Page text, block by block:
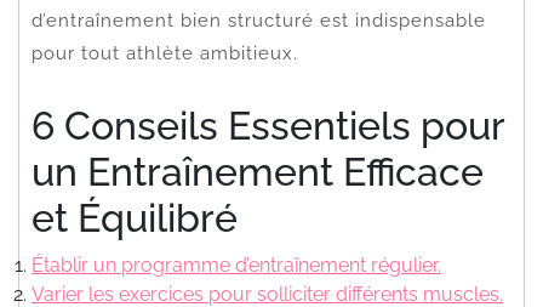
d’entraînement bien structuré est indispensable
pour tout athlète ambitieux.
6 Conseils Essentiels pour
un Entraînement Efficace
et Équilibré
Établir un programme d’entraînement régulier.
Varier les exercices pour solliciter différents muscles.